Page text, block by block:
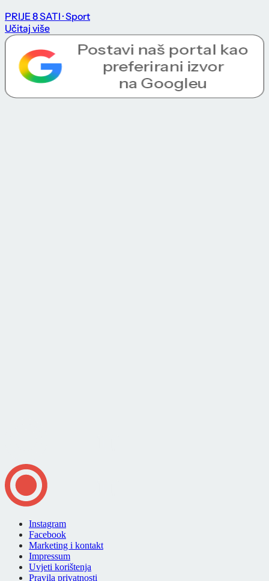
PRIJE 8 SATI · Sport
Učitaj više
Instagram
Facebook
Marketing i kontakt
Impressum
Uvjeti korištenja
Pravila privatnosti